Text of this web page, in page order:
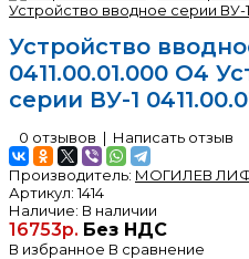
Устройство
0411.00.01.000 О4
серии ВУ-1
0 отзывов | Написать отзыв
Производитель: МОГИЛЕВ
Артикул:1414
Наличие: В наличии
16753р. Без НДС
В избранное В сравнение